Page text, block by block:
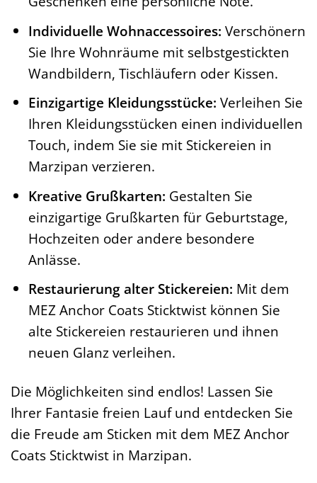
Individuelle Wohnaccessoires: Verschönern
Sie Ihre Wohnräume mit selbstgestickten
Wandbildern, Tischläufern oder Kissen.
Einzigartige Kleidungsstücke: Verleihen Sie
Ihren Kleidungsstücken einen individuellen
Touch, indem Sie sie mit Stickereien in
Marzipan verzieren.
Kreative Grußkarten: Gestalten Sie
einzigartige Grußkarten für Geburtstage,
Hochzeiten oder andere besondere
Anlässe.
Restaurierung alter Stickereien: Mit dem
MEZ Anchor Coats Sticktwist können Sie
alte Stickereien restaurieren und ihnen
neuen Glanz verleihen.
Die Möglichkeiten sind endlos! Lassen Sie
Ihrer Fantasie freien Lauf und entdecken Sie
die Freude am Sticken mit dem MEZ Anchor
Coats Sticktwist in Marzipan.